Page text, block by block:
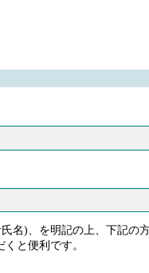
名)、を明記の上、下記
と便利です。